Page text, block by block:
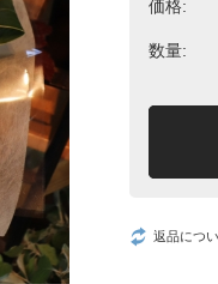
価格:
数量:
返品につ